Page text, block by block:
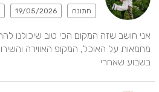
חתונה 19/05/2026
בשבוע שאחרי